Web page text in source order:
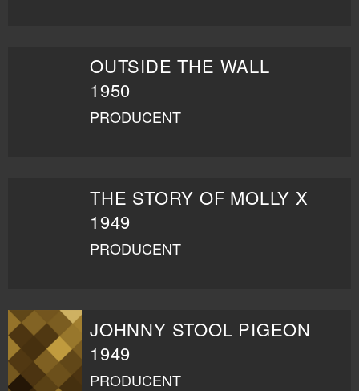
OUTSIDE THE WALL
1950
PRODUCENT
THE STORY OF MOLLY X
1949
PRODUCENT
JOHNNY STOOL PIGEON
1949
PRODUCENT